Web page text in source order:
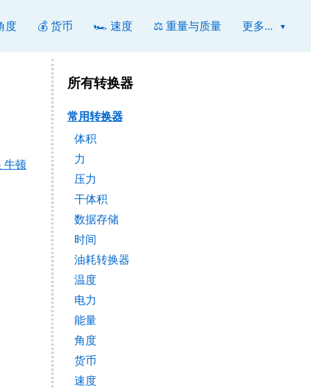
度 💰 货币 🏎️ 速度 ⚖️ 重量与质量 更多...
牛顿
所有转换器
常用转换器
体积
力
压力
干体积
数据存储
时间
油耗转换器
温度
电力
能量
角度
货币
速度